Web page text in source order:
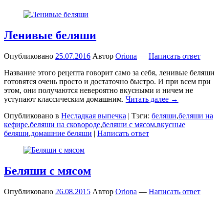
Ленивые беляши
Опубликовано 25.07.2016 Автор Oriona — Написать ответ
Название этого рецепта говорит само за себя, ленивые беляши
готовятся очень просто и достаточно быстро. И при всем при
этом, они получаются невероятно вкусными и ничем не
уступают классическим домашним. Читать далее →
Опубликовано в Несладкая выпечка | Тэги: беляши,беляши на
кефире,беляши на сковороде,беляши с мясом,вкусные
беляши,домашние беляши | Написать ответ
Беляши с мясом
Опубликовано 26.08.2015 Автор Oriona — Написать ответ